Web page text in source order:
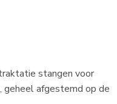
stangen voor
geheel afgestemd op de